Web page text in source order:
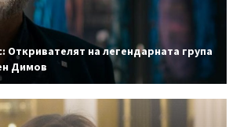
Откривателят на легендарната група
Димов